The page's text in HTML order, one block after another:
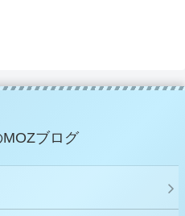
ブログ